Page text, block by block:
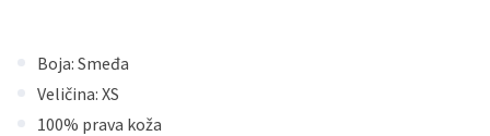
Boja: Smeđa
Veličina: XS
100% prava koža